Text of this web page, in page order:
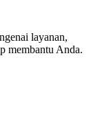
layanan,
membantu Anda.